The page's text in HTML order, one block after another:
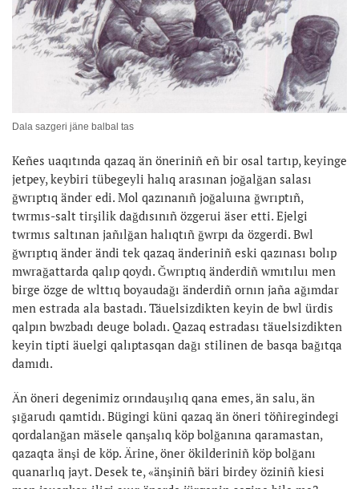
Dala sazgeri jäne balbal tas
Keñes uaqıtında qazaq än öneriniñ eñ bir osal tartıp, keyinge
jetpey, keybiri tübegeyli halıq arasınan joğalğan salası
ğwrıptıq änder edi. Mol qazınanıñ joğaluına ğwrıptıñ,
twrmıs-salt tirşilik dağdısınıñ özgerui äser etti. Ejelgi
twrmıs saltınan jañılğan halıqtıñ ğwrpı da özgerdi. Bwl
ğwrıptıq änder ändi tek qazaq änderiniñ eski qazınası bolıp
mwrağattarda qalıp qoydı. Ğwrıptıq änderdiñ wmıtıluı men
birge özge de wlttıq boyaudağı änderdiñ ornın jaña ağımdar
men estrada ala bastadı. Täuelsizdikten keyin de bwl ürdis
qalpın bwzbadı deuge boladı. Qazaq estradası täuelsizdikten
keyin tipti äuelgi qalıptasqan dağı stilinen de basqa bağıtqa
damıdı.
Än öneri degenimiz orındauşılıq qana emes, än salu, än
şığarudı qamtidı. Bügingi küni qazaq än öneri töñiregindegi
qordalanğan mäsele qanşalıq köp bolğanına qaramastan,
qazaqta änşi de köp. Ärine, öner ökilderiniñ köp bolğanı
quanarlıq jayt. Desek te, «änşiniñ bäri birdey öziniñ kiesi